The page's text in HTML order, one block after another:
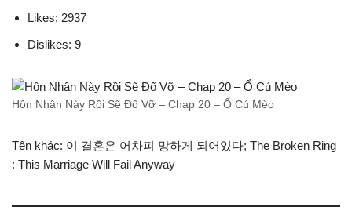
Likes: 2937
Dislikes: 9
Hôn Nhân Này Rồi Sẽ Đổ Vỡ – Chap 20 – Ổ Cú Mèo
Tên khác: 이 결혼은 어차피 망하게 되어있다; The Broken Ring
: This Marriage Will Fail Anyway